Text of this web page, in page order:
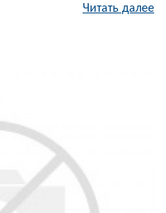
Читать далее